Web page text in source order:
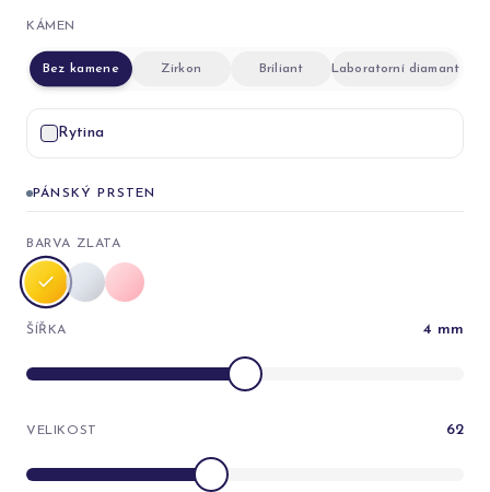
KÁMEN
Bez kamene Zirkon Briliant Laboratorní diamant
Rytina
PÁNSKÝ PRSTEN
BARVA ZLATA
ŠÍŘKA 4 mm
VELIKOST 62